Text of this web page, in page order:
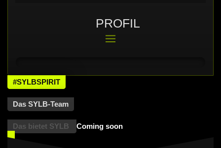
PROFIL
#SYLBSPIRIT
Das SYLB-Team
Das bietet SYLB Coming soon